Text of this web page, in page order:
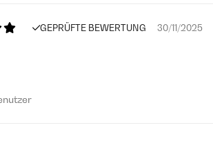
GEPRÜFTE BEWERTUNG 30/11/2025